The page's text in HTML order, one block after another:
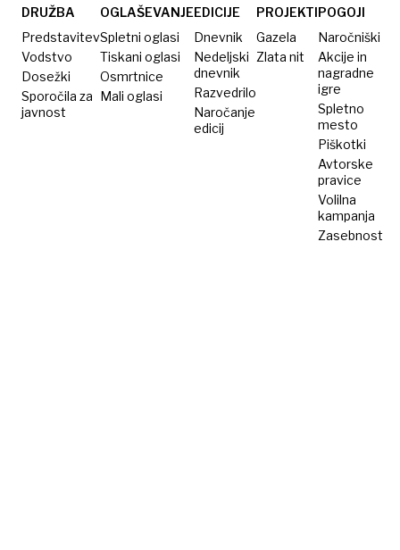
DRUŽBA
Predstavitev
Vodstvo
Dosežki
Sporočila za
javnost
OGLAŠEVANJE
Spletni oglasi
Tiskani oglasi
Osmrtnice
Mali oglasi
EDICIJE
Dnevnik
Nedeljski
dnevnik
Razvedrilo
Naročanje
edicij
PROJEKTI
Gazela
Zlata nit
POGOJI
Naročniški
Akcije in
nagradne
igre
Spletno
mesto
Piškotki
Avtorske
pravice
Volilna
kampanja
Zasebnost